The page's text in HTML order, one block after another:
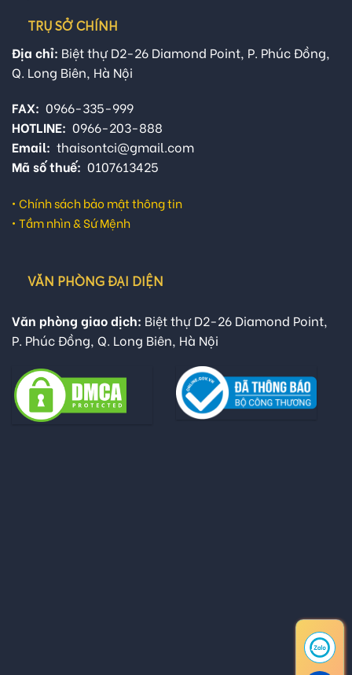
TRỤ SỞ CHÍNH
Địa chỉ: Biệt thự D2-26 Diamond Point, P. Phúc Đồng,
Q. Long Biên, Hà Nội
FAX: 0966-335-999
HOTLINE: 0966-203-888
Email: thaisontci@gmail.com
Mã số thuế: 0107613425
• Chính sách bảo mật thông tin
• Tầm nhìn & Sứ Mệnh
VĂN PHÒNG ĐẠI DIỆN
Văn phòng giao dịch: Biệt thự D2-26 Diamond Point,
P. Phúc Đồng, Q. Long Biên, Hà Nội